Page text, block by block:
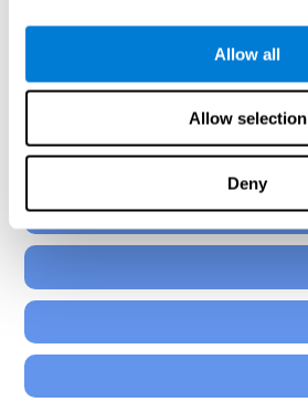
Allow all
Allow selection
Deny